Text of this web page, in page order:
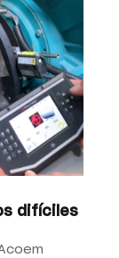
difíciles